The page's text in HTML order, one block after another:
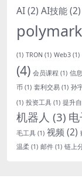
AI(2) AI技能(2)
(1) TRON (1) Web3 (1)
(4) 会员课程 (1) 信
币 (1) 套利交易 (1) 孙
(1) 投资工具 (1) 提升
机器人 (3)
毛工具 (1) 视频 (2)
温柔 (1) 邮件 (1) 链上